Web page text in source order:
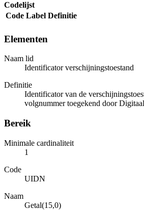
Codelijst
Code Label Definitie
Elementen
Naam lid
Identificator verschijningstoestand
Definitie
Identificator van de
volgnummer toegekend door
Bereik
Minimale cardinaliteit
1
Code
UIDN
Naam
Getal(15,0)